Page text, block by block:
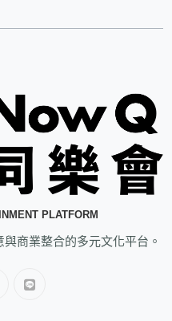
PLATFORM
商業整合的多元文化平台。